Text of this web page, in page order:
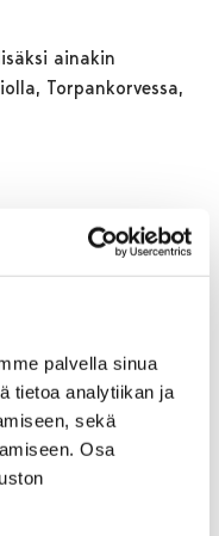
palvella sinua
tietoa analytiikan ja
sekä
Osa
ainakin
Torpankorvessa,